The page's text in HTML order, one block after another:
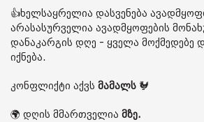
👍ხელსაყრელია დასვენება
არასასურველია ავადმყოფების
დანაკარგის დღე - ყველა მოქმედებე
იქნება.
კონფლიქტი აქვს მამალს 🐓
🌍 დღის მმართველია მზე.